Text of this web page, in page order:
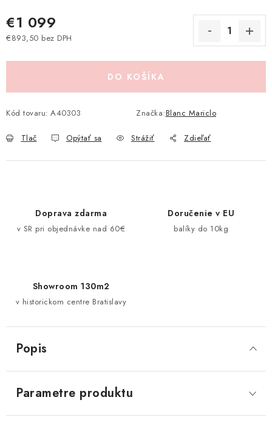
Ako nakupovať
Obchodné podmienky
€1 099
€893,50 bez DPH
DO KOŠÍKA
Kód tovaru: A40303 Značka:Blanc Mariclo
Tlač Opýtať sa Strážiť Zdieľať
Doprava zdarma
v SR pri objednávke nad 60€
Doručenie v EU
balíky do 10kg
Showroom 130m2
v historickom centre Bratislavy
Popis
Parametre produktu